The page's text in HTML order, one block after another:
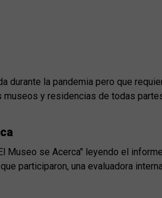
durante la pandemia pero que
museos y residencias de todas
se Acerca" leyendo el
participaron, una evaluadora